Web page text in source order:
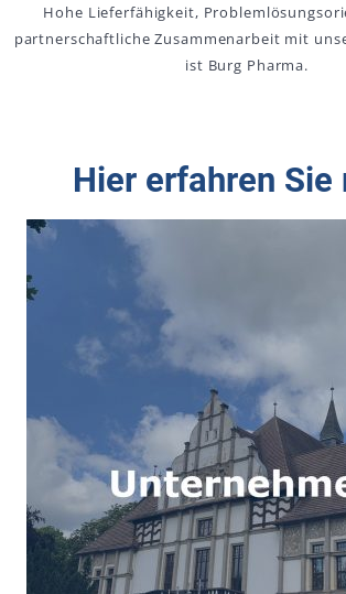
Hohe Lieferfähigkeit,
partnerschaftliche Zusammenarbeit mit
ist Burg Pharma.
Hier erfahren Sie